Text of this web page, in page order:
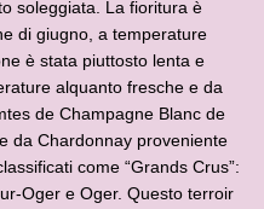
soleggiata. La fioritura è
di giugno, a temperature
è stata piuttosto lenta e
alquanto fresche e da
de Champagne Blanc de
da Chardonnay proveniente
come “Grands Crus”:
Oger e Oger. Questo terroir